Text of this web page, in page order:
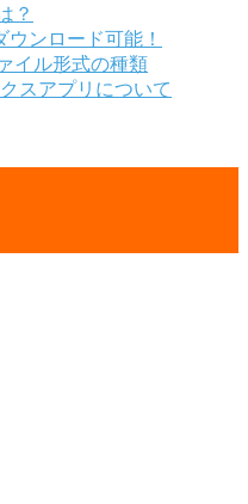
？
ウンロード可能！
イル形式の種類
スアプリについて